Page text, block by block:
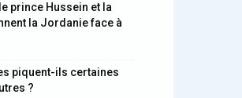
prince Hussein et la
la Jordanie face à
piquent-ils certaines
?